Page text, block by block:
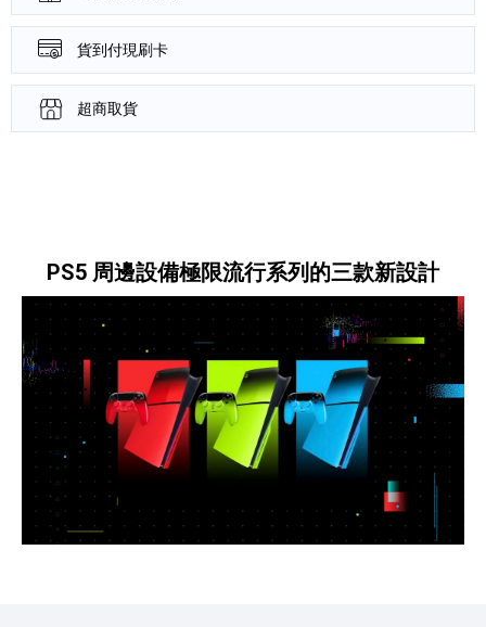
貨到付現刷卡
超商取貨
PS5 周邊設備極限流行系列的三款新設計